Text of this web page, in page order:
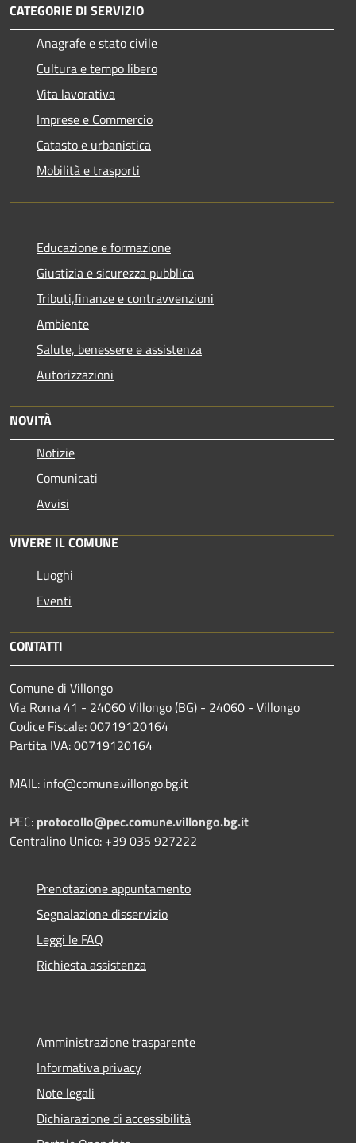
CATEGORIE DI SERVIZIO
Anagrafe e stato civile
Cultura e tempo libero
Vita lavorativa
Imprese e Commercio
Catasto e urbanistica
Mobilità e trasporti
Educazione e formazione
Giustizia e sicurezza pubblica
Tributi,finanze e contravvenzioni
Ambiente
Salute, benessere e assistenza
Autorizzazioni
NOVITÀ
Notizie
Comunicati
Avvisi
VIVERE IL COMUNE
Luoghi
Eventi
CONTATTI
Comune di Villongo
Via Roma 41 - 24060 Villongo (BG) - 24060 - Villongo
Codice Fiscale: 00719120164
Partita IVA: 00719120164
MAIL: info@comune.villongo.bg.it
PEC: protocollo@pec.comune.villongo.bg.it
Centralino Unico: +39 035 927222
Prenotazione appuntamento
Segnalazione disservizio
Leggi le FAQ
Richiesta assistenza
Amministrazione trasparente
Informativa privacy
Note legali
Dichiarazione di accessibilità